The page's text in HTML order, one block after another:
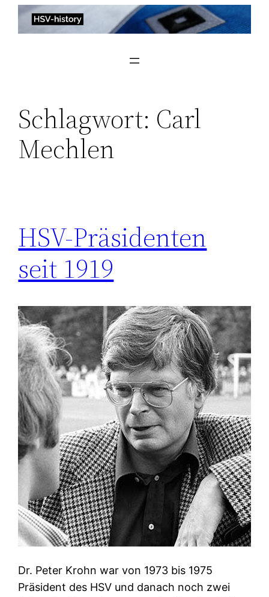
Zum
Inhalt
Schlagwort: Carl
Mechlen
HSV-Präsidenten
seit 1919
Dr. Peter Krohn war von 1973 bis 1975
Präsident des HSV und danach noch zwei